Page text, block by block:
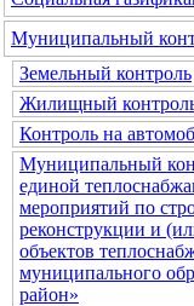
Муниципальный
Земельный контроль
Жилищный
Контроль на
Муниципальный
единой
мероприятий по
реконструкции и
объектов
муниципального
район»